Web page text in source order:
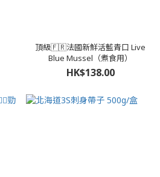
頂級🇫🇷法國新鮮活藍青口 Live
Blue Mussel（煮食用）
HK$138.00